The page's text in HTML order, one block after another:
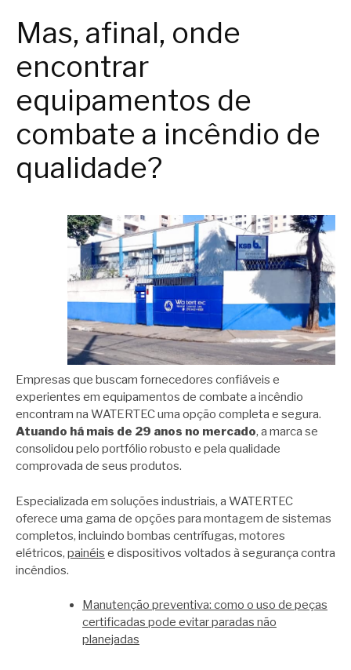
Mas, afinal, onde
encontrar
equipamentos de
combate a incêndio de
qualidade?
Empresas que buscam fornecedores confiáveis e
experientes em equipamentos de combate a incêndio
encontram na WATERTEC uma opção completa e segura.
Atuando há mais de 29 anos no mercado, a marca se
consolidou pelo portfólio robusto e pela qualidade
comprovada de seus produtos.
Especializada em soluções industriais, a WATERTEC
oferece uma gama de opções para montagem de sistemas
completos, incluindo bombas centrífugas, motores
elétricos, painéis e dispositivos voltados à segurança contra
incêndios.
Manutenção preventiva: como o uso de peças
certificadas pode evitar paradas não
planejadas